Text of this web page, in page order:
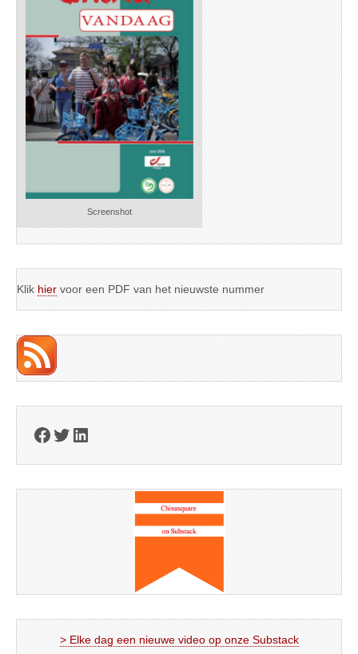
Screenshot
Klik hier voor een PDF van het nieuwste nummer
Facebook
Twitter
LinkedIn
> Elke dag een nieuwe video op onze Substack